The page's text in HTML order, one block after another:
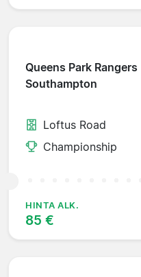
Queens Park Rangers
Southampton
Loftus Road
Championship
HINTA ALK.
85 €